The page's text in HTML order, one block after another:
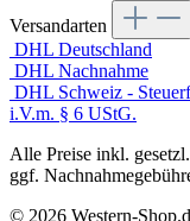
Versandarten
DHL Deutschland
DHL Nachnahme
DHL Schweiz -
i.V.m. § 6 UStG.
Alle Preise inkl.
ggf.
© 2026 Western-